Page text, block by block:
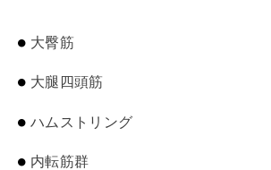
大臀筋
大腿四頭筋
ハムストリング
内転筋群